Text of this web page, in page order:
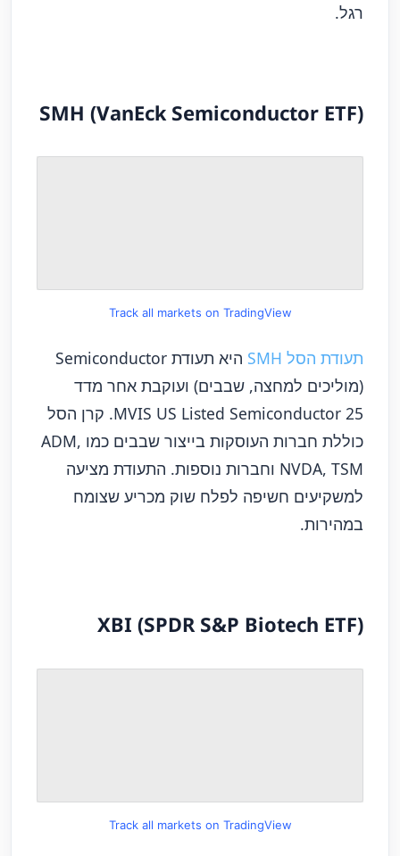
רגל.
SMH (VanEck Semiconductor ETF)
Track all markets on TradingView
תעודת הסל SMH
היא תעודת Semiconductor
(מוליכים למחצה, שבבים) ועוקבת אחר מדד
MVIS US Listed Semiconductor 25. קרן הסל
כוללת חברות העוסקות בייצור שבבים כמו ADM,
NVDA, TSM וחברות נוספות. התעודת מציעה
למשקיעים חשיפה לפלח שוק מכריע שצומח
במהירות.
XBI (SPDR S&P Biotech ETF)
Track all markets on TradingView